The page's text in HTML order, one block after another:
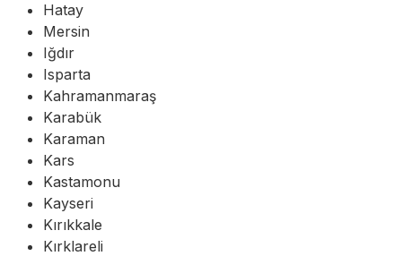
Hatay
Mersin
Iğdır
Isparta
Kahramanmaraş
Karabük
Karaman
Kars
Kastamonu
Kayseri
Kırıkkale
Kırklareli